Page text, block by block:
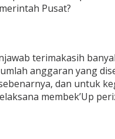
Pusat?
terimakasih
anggaran yang
dan untuk
membek’Up